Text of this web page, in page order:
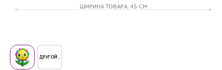
ШИРИНА ТОВАРА: 45 СМ
ДРУГОЙ..